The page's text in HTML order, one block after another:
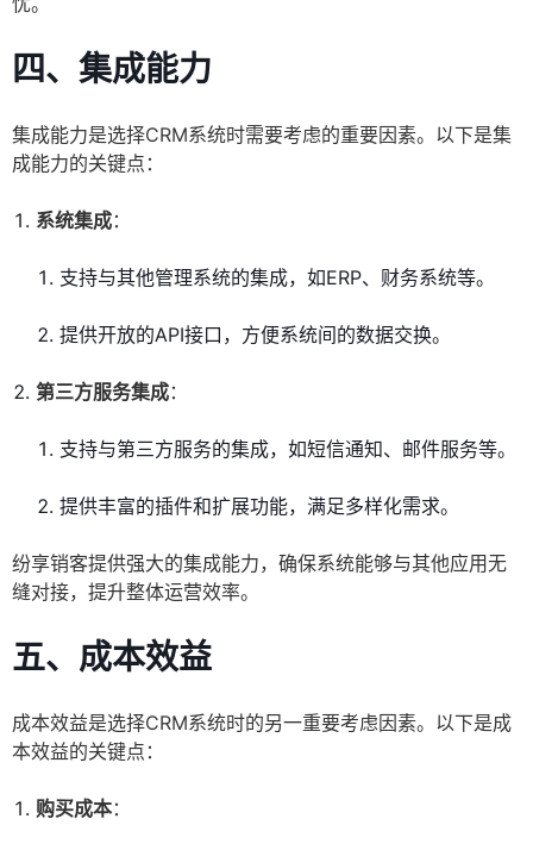
四、集成能力
集成能力是选择CRM系统时需要考虑的重要因素。以下是集
成能力的关键点：
系统集成：
支持与其他管理系统的集成，如ERP、财务系统等。
提供开放的API接口，方便系统间的数据交换。
第三方服务集成：
支持与第三方服务的集成，如短信通知、邮件服务等。
提供丰富的插件和扩展功能，满足多样化需求。
纷享销客提供强大的集成能力，确保系统能够与其他应用无
缝对接，提升整体运营效率。
五、成本效益
成本效益是选择CRM系统时的另一重要考虑因素。以下是成
本效益的关键点：
购买成本：